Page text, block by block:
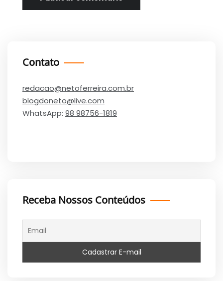
Contato
redacao@netoferreira.com.br
blogdoneto@live.com
WhatsApp: 98 98756-1819
Receba Nossos Conteúdos